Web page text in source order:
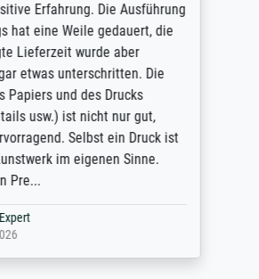
Erfahrung. Die Ausführung
hat eine Weile gedauert, die
Lieferzeit wurde aber
etwas unterschritten. Die
Papiers und des Drucks
usw.) ist nicht nur gut,
Selbst ein Druck ist
im eigenen Sinne.
Pre...